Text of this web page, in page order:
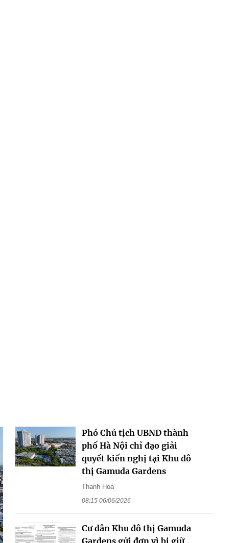
Phó Chủ tịch UBND thành
phố Hà Nội chỉ đạo giải
quyết kiến nghị tại Khu đô
thị Gamuda Gardens
Thanh Hoa
08:15 06/06/2026
Cư dân Khu đô thị Gamuda
Gardens gửi đơn vì bị giữ